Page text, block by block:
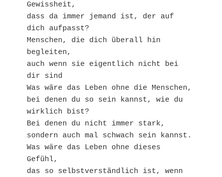
Gewissheit,
dass da immer jemand ist, der auf
dich aufpasst?
Menschen, die dich überall hin
begleiten,
auch wenn sie eigentlich nicht bei
dir sind
Was wäre das Leben ohne die Menschen,
bei denen du so sein kannst, wie du
wirklich bist?
Bei denen du nicht immer stark,
sondern auch mal schwach sein kannst.
Was wäre das Leben ohne dieses
Gefühl,
das so selbstverständlich ist, wenn